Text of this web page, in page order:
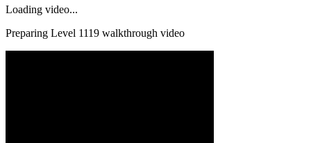
Loading video...
Preparing Level 1119 walkthrough video